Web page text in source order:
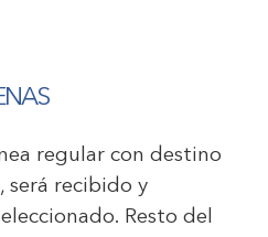
regular con destino
será recibido y
Resto del